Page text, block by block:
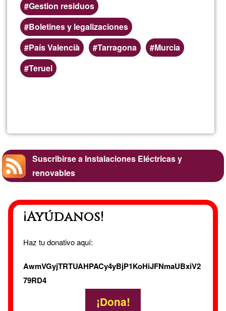
Gestion residuos
Boletines y legalizaciones
País Valencià
Tarragona
Murcia
Teruel
Idara
Suscribirse a Instalaciones Eléctricas y
renovables
¡Ayúdanos!
Haz tu donativo aquí:
AwmVGyjTRTUAHPACy4yBjP1KoHiJFNmaUBxiV2
79RD4
¡Dona!